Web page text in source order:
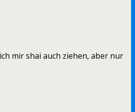
mir shai auch ziehen, aber nur